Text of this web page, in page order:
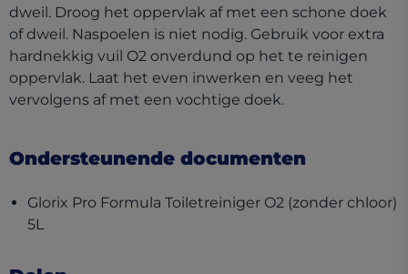
dweil. Droog het oppervlak af met een schone doek
of dweil. Naspoelen is niet nodig. Gebruik voor extra
hardnekkig vuil O2 onverdund op het te reinigen
oppervlak. Laat het even inwerken en veeg het
vervolgens af met een vochtige doek.
Ondersteunende documenten
Glorix Pro Formula Toiletreiniger O2 (zonder chloor)
5L